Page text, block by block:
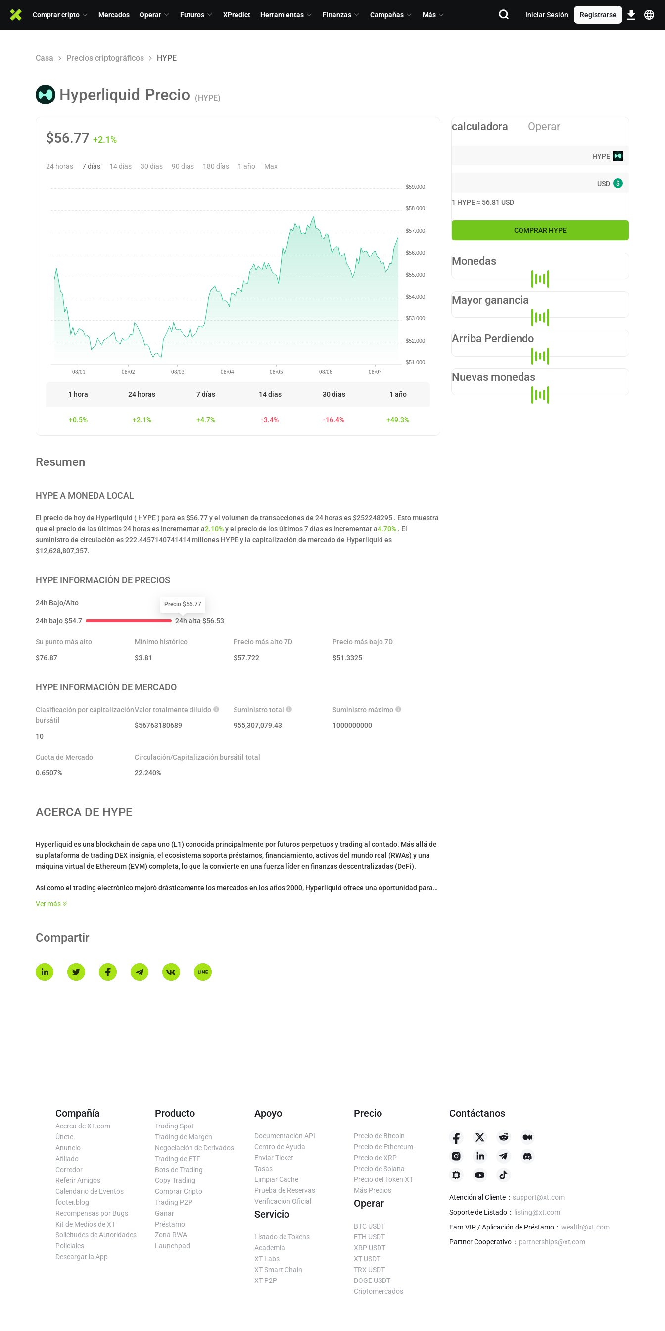
Comprar cripto Mercados Operar Futuros XPredict Herramientas Finanzas Campañas Más Iniciar Sesión Registrarse
Casa Precios criptográficos HYPE
Hyperliquid Precio (HYPE)
$56.77 +2.1%
24 horas 7 días 14 dias 30 dias 90 dias 180 días 1 año Max
08/01 08/02 08/03 08/04 08/05 08/06 08/07
$51.000
$52.000
$53.000
$54.000
$55.000
$56.000
$57.000
$58.000
$59.000
1 hora 24 horas 7 días 14 dias 30 dias 1 año
+0.5% +2.1% +4.7% -3.4% -16.4% +49.3%
Resumen
HYPEA MONEDA LOCAL
El precio de hoy de Hyperliquid ( HYPE ) para es $56.77 y el volumen de transacciones de 24 horas es $252248295 . Esto muestra
que el precio de las últimas 24 horas es Incrementar a2.10%y el precio de los últimos 7 días es Incrementar a4.70% . El
suministro de circulación es 222.4457140741414 millones HYPE y la capitalización de mercado de Hyperliquid es
$12,628,807,357.
HYPE INFORMACIÓN DE PRECIOS
24h Bajo/Alto
24h bajo$54.7
Precio $56.77
24h alta $56.53
Su punto más alto
$76.87
Mínimo histórico
$3.81
Precio más alto 7D
$57.722
Precio más bajo 7D
$51.3325
HYPE INFORMACIÓN DE MERCADO
Clasificación por capitalización
bursátil
10
Valor totalmente diluido
$56763180689
Suministro total
955,307,079.43
Suministro máximo
1000000000
Cuota de Mercado
0.6507%
Circulación/Capitalización bursátil total
22.240%
ACERCA DE HYPE
Hyperliquid es una blockchain de capa uno (L1) conocida principalmente por futuros perpetuos y trading al contado. Más allá de
su plataforma de trading DEX insignia, el ecosistema soporta préstamos, financiamiento, activos del mundo real (RWAs) y una
máquina virtual de Ethereum (EVM) completa, lo que la convierte en una fuerza líder en finanzas descentralizadas (DeFi).
Así como el trading electrónico mejoró drásticamente los mercados en los años 2000, Hyperliquid ofrece una oportunidad para
* Esta introducción es generada por IA y es solo para referencia.
Ver más
Compartir
calculadora Operar
HYPE
USD $
1 HYPE≈ 56.81 USD
COMPRAR HYPE
Monedas
Mayor ganancia
Arriba Perdiendo
Nuevas monedas
Compañía
Acerca de XT.com
Únete
Anuncio
Afiliado
Corredor
Referir Amigos
Calendario de Eventos
footer.blog
Recompensas por Bugs
Kit de Medios de XT
Solicitudes de Autoridades
Policiales
Descargar la App
Producto
Trading Spot
Trading de Margen
Negociación de Derivados
Trading de ETF
Bots de Trading
Copy Trading
Comprar Cripto
Trading P2P
Ganar
Préstamo
Zona RWA
Launchpad
Apoyo
Documentación API
Centro de Ayuda
Enviar Ticket
Tasas
Limpiar Caché
Prueba de Reservas
Verificación Oficial
Servicio
Listado de Tokens
Academia
XT Labs
XT Smart Chain
XT P2P
Precio
Precio de Bitcoin
Precio de Ethereum
Precio de XRP
Precio de Solana
Precio del Token XT
Más Precios
Operar
BTC USDT
ETH USDT
XRP USDT
XT USDT
TRX USDT
DOGE USDT
Criptomercados
Contáctanos
Atención al Cliente ： support@xt.com
Soporte de Listado ：
listing@xt.com
Earn VIP / Aplicación de Préstamo ： wealth@xt.com
Partner Cooperativo ： partnerships@xt.com